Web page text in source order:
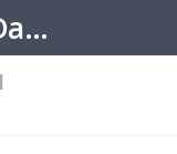
Wohnmobil Stellplatz Datenbank